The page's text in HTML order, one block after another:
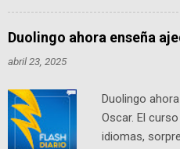
nuestro
Notas del
pueden
Duolingo ahora enseña
abril 23, 2025
Duolingo
Oscar. El
idiomas,